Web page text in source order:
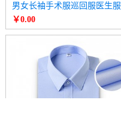
男女长袖手术服巡回服医生服
￥0.00